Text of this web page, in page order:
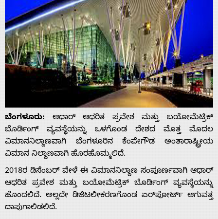
ಬೆಂಗಳೂರು: ಆಧಾರ್ ಆಧರಿತ ಪ್ರವೇಶ ಮತ್ತು ಬಯೋಮೆಟ್ರಿಕ್
ಬೊರ್ಡಿಂಗ್ ವ್ಯವಸ್ಥೆಯನ್ನು ಒಳಗೊಂಡ ದೇಶದ ಮೊತ್ತ ಮೊದಲ
ವಿಮಾನನಿಲ್ದಾಣವಾಗಿ ಬೆಂಗಳೂರಿನ ಕೆಂಪೇಗೌಡ ಅಂತಾರಾಷ್ಟ್ರೀಯ
ವಿಮಾನ ನಿಲ್ದಾಣವಾಗಿ ಹೊರಹೊಮ್ಮಲಿದೆ.
2018ರ ಡಿಸೆಂಬರ್ ವೇಳೆ ಈ ವಿಮಾನನಿಲ್ದಾಣ ಸಂಪೂರ್ಣವಾಗಿ ಆಧಾರ್
ಆಧರಿತ ಪ್ರವೇಶ ಮತ್ತು ಬಯೋಮೆಟ್ರಿಕ್ ಬೊರ್ಡಿಂಗ್ ವ್ಯವಸ್ಥೆಯನ್ನು
ಹೊಂದಲಿದೆ. ಅಲ್ಲದೇ ಡಿಜಿಟಲೀಕರಣಗೊಂಡ ಏರ್‌ಪೋರ್ಟ್ ಆಗುವತ್ತ
ದಾಪುಗಾಲಿಡಲಿದೆ.